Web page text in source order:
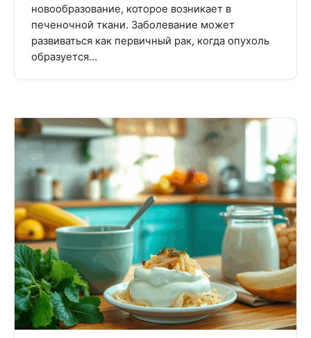
новообразование, которое возникает в
печеночной ткани. Заболевание может
развиваться как первичный рак, когда опухоль
образуется…